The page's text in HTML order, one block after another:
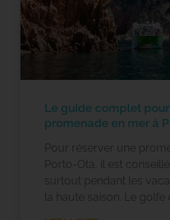
Le guide complet
promenade en mer à
Pour réserver une
Porto-Ota, il est conseillé
surtout pendant les
la haute saison. Le golfe